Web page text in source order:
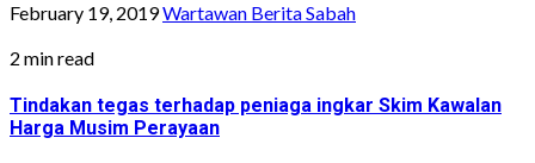
February 19, 2019Wartawan Berita Sabah
2 min read
Tindakan tegas terhadap peniaga ingkar Skim Kawalan
Harga Musim Perayaan